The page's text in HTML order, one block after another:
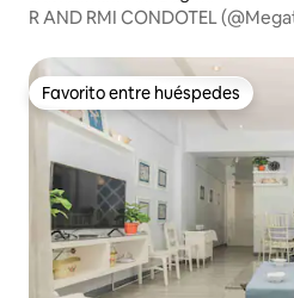
R AND RMI CONDOTEL
Favorito entre huéspedes
Favorito entre huéspedes